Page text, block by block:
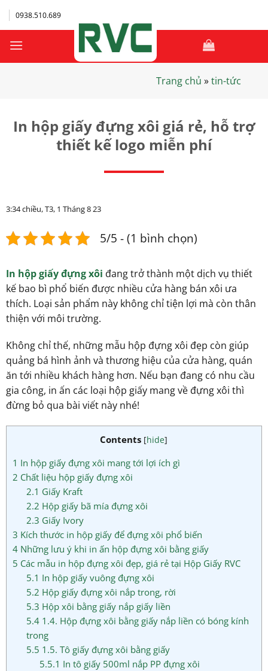
Bỏ
qua
dung
0938.510.689
Trang chủ »tin-tức
In hộp giấy đựng xôi giá rẻ, hỗ trợ
thiết kế logo miễn phí
3:34 chiều, T3, 1 Tháng 8 23
5/5 - (1 bình chọn)
In hộp giấy đựng xôi đang trở thành một dịch vụ thiết
kế bao bì phổ biến được nhiều cửa hàng bán xôi ưa
thích. Loại sản phẩm này không chỉ tiện lợi mà còn thân
thiện với môi trường.
Không chỉ thế, những mẫu hộp đựng xôi đẹp còn giúp
quảng bá hình ảnh và thương hiệu của cửa hàng, quán
ăn tới nhiều khách hàng hơn. Nếu bạn đang có nhu cầu
gia công, in ấn các loại hộp giấy mang về đựng xôi thì
đừng bỏ qua bài viết này nhé!
Contents [hide]
1 In hộp giấy đựng xôi mang tới lợi ích gì
2 Chất liệu hộp giấy đựng xôi
2.1 Giấy Kraft
2.2 Hộp giấy bã mía đựng xôi
2.3 Giấy Ivory
3 Kích thước in hộp giấy để đựng xôi phổ biến
4Những lưu ý khi in ấn hộp đựng xôi bằng giấy
5 Các mẫu in hộp đựng xôi đẹp, giá rẻ tại Hộp Giấy RVC
5.1 In hộp giấy vuông đựng xôi
5.2 Hộp giấy đựng xôi nắp trong, rời
5.3 Hộp xôi bằng giấy nắp giấy liền
5.41.4. Hộp đựng xôi bằng giấy nắp liền có bóng kính
trong
5.5 1.5. Tô giấy đựng xôi bằng giấy
5.5.1 In tô giấy 500ml nắp PP đựng xôi